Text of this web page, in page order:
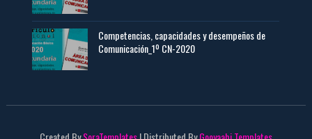
Competencias, capacidades y desempeños de
Comunicación_1º CN-2020